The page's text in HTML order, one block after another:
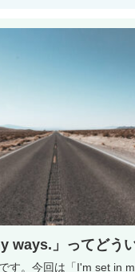
ways.」ってどう
す。今回は「I'm set in